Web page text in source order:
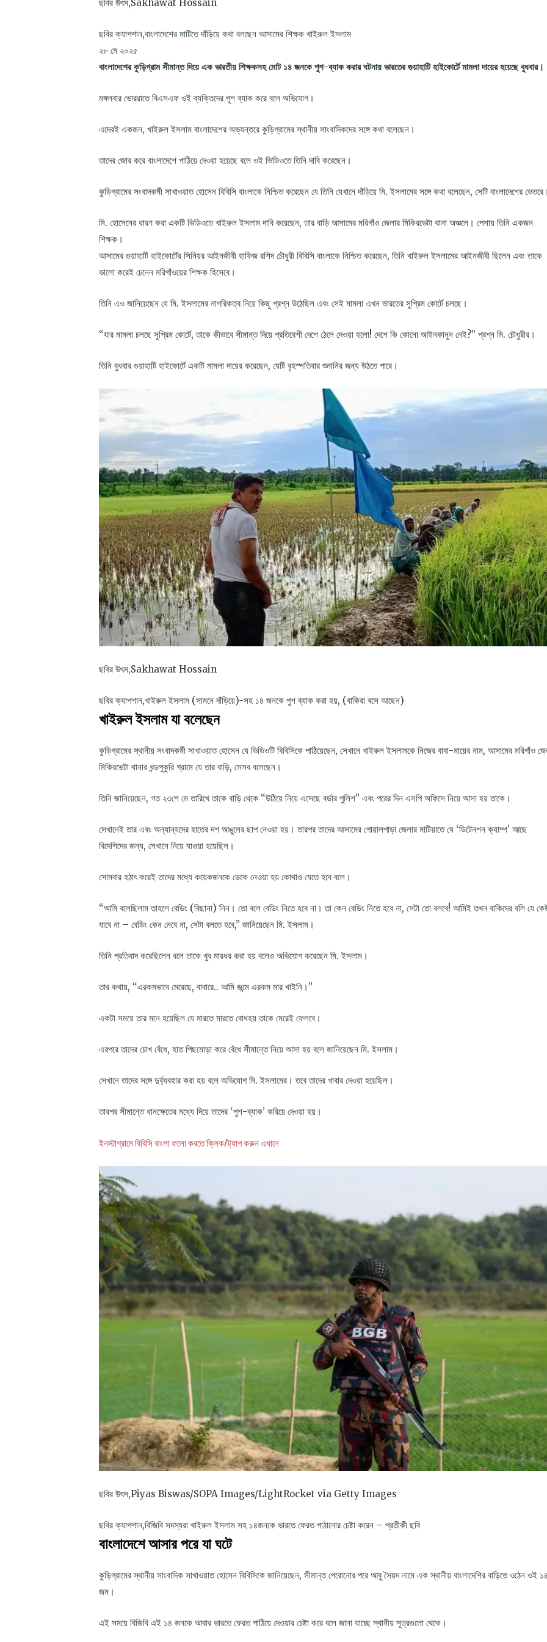
ছবির উৎস,Sakhawat Hossain
ছবির ক্যাপশান,বাংলাদেশের মাটিতে দাঁড়িয়ে কথা বলছেন আসামের শিক্ষক খাইরুল ইসলাম
২৮ মে ২০২৫
বাংলাদেশের কুড়িগ্রাম সীমান্ত দিয়ে এক ভারতীয় শিক্ষকসহ মোট ১৪ জনকে পুশ-ব্যাক করার ঘটনায় ভারতের গুয়াহাটি হাইকোর্টে মামলা দায়ের হয়েছে বুধবার।
মঙ্গলবার ভোররাতে বিএসএফ ওই ব্যক্তিদের পুশ ব্যাক করে বলে অভিযোগ।
এদেরই একজন, খাইরুল ইসলাম বাংলাদেশের অভ্যন্তরে কুড়িগ্রামের স্থানীয় সাংবাদিকদের সঙ্গে কথা বলেছেন।
তাদের জোর করে বাংলাদেশে পাঠিয়ে দেওয়া হয়েছে বলে ওই ভিডিওতে তিনি দাবি করেছেন।
কুড়িগ্রামের সংবাদকর্মী সাখাওয়াত হোসেন বিবিসি বাংলাকে নিশ্চিত করেছেন যে তিনি যেখানে দাঁড়িয়ে মি. ইসলামের সঙ্গে কথা বলেছেন, সেটি বাংলাদেশের
মি. হোসেনের ধারণ করা একটি ভিডিওতে খাইরুল ইসলাম দাবি করেছেন, তার বাড়ি আসামের মরিগাঁও জেলার মিকিরভেটা থানা অঞ্চলে। পেশায় তিনি একজন
শিক্ষক।
আসামের গুয়াহাটি হাইকোর্টের সিনিয়র আইনজীবী হাফিজ রশিদ চৌধুরী বিবিসি বাংলাকে নিশ্চিত করেছেন, তিনি খাইরুল ইসলামের আইনজীবী ছিলেন এবং তাকে
ভালো করেই চেনেন মরিগাঁওয়ের শিক্ষক হিসেবে।
তিনি এও জানিয়েছেন যে মি. ইসলামের নাগরিকত্ব নিয়ে কিছু প্রশ্ন উঠেছিল এবং সেই মামলা এখন ভারতের সুপ্রিম কোর্টে চলছে।
“যার মামলা চলছে সুপ্রিম কোর্টে, তাকে কীভাবে সীমান্ত দিয়ে প্রতিবেশী দেশে ঠেলে দেওয়া হলো! দেশে কি কোনো আইনকানুন নেই?” প্রশ্ন মি. চৌধুরীর।
তিনি বুধবার গুয়াহাটি হাইকোর্টে একটি মামলা দায়ের করেছেন, যেটি বৃহস্পতিবার শুনানির জন্য উঠতে পারে।
ছবির উৎস,Sakhawat Hossain
ছবির ক্যাপশান,খাইরুল ইসলাম (সামনে দাঁড়িয়ে)-সহ ১৪ জনকে পুশ ব্যাক করা হয়, (বাকিরা বসে আছেন)
খাইরুল ইসলাম যা বলেছেন
কুড়িগ্রামের স্থানীয় সংবাদকর্মী সাখাওয়াত হোসেন যে ভিডিওটি বিবিসিকে পাঠিয়েছেন, সেখানে খাইরুল ইসলামকে নিজের বাবা-মায়ের নাম, আসামের মরিগাঁও
মিকিরভেটা থানার খন্ডপুকুরি গ্রামে যে তার বাড়ি, সেসব বলেছেন।
তিনি জানিয়েছেন, গত ২৩শে মে তারিখে তাকে বাড়ি থেকে “উঠিয়ে নিয়ে এসেছে বর্ডার পুলিশ” এবং পরের দিন এসপি অফিসে নিয়ে আসা হয় তাকে।
সেখানেই তার এবং অন্যান্যদের হাতের দশ আঙুলের ছাপ নেওয়া হয়। তারপর তাদের আসামের গোয়ালপাড়া জেলার মাটিয়াতে যে ‘ডিটেনশন ক্যাম্প’ আছে
বিদেশিদের জন্য, সেখানে নিয়ে যাওয়া হয়েছিল।
সোমবার হঠাৎ করেই তাদের মধ্যে কয়েকজনকে ডেকে নেওয়া হয় কোথাও যেতে হবে বলে।
“আমি বলেছিলাম তাহলে বেডিং (বিছানা) নিন। তো বলে বেডিং নিতে হবে না। তা কেন বেডিং নিতে হবে না, সেটা তো বলবে! আমিই তখন বাকিদের বলি যে
যাবে না – বেডিং কেন নেবে না, সেটা বলতে হবে,” জানিয়েছেন মি. ইসলাম।
তিনি প্রতিবাদ করেছিলেন বলে তাকে খুব মারধর করা হয় বলেও অভিযোগ করেছেন মি. ইসলাম।
তার কথায়, “এরকমভাবে মেরেছে, বাবারে.. আমি জন্মে এরকম মার খাইনি।”
একটা সময়ে তার মনে হয়েছিল যে মারতে মারতে বোধহয় তাকে মেরেই ফেলবে।
এরপরে তাদের চোখ বেঁধে, হাত পিছমোড়া করে বেঁধে সীমান্তে নিয়ে আসা হয় বলে জানিয়েছেন মি. ইসলাম।
সেখানে তাদের সঙ্গে দুর্ব্যবহার করা হয় বলে অভিযোগ মি. ইসলামের। তবে তাদের খাবার দেওয়া হয়েছিল।
তারপর সীমান্তে ধানক্ষেতের মধ্যে দিয়ে তাদের ‘পুশ-ব্যাক’ করিয়ে দেওয়া হয়।
ইনস্টাগ্রামে বিবিসি বাংলা ফলো করতে ক্লিক/ট্যাপ করুন এখানে
ছবির উৎস,Piyas Biswas/SOPA Images/LightRocket via Getty Images
ছবির ক্যাপশান,বিজিবি সদস্যরা খাইরুল ইসলাম সহ ১৪জনকে ভারতে ফেরত পাঠানোর চেষ্টা করেন – প্রতীকী ছবি
বাংলাদেশে আসার পরে যা ঘটে
কুড়িগ্রামের স্থানীয় সাংবাদিক সাখাওয়াত হোসেন বিবিসিকে জানিয়েছেন, সীমান্ত পেরোনোর পরে আবু সৈয়দ নামে এক স্থানীয় বাংলাদেশির বাড়িতে ওঠেন ওই
জন।
এই সময়ে বিজিবি এই ১৪ জনকে আবার ভারতে ফেরত পাঠিয়ে দেওয়ার চেষ্টা করে বলে জানা যাচ্ছে স্থানীয় সূত্রগুলো থেকে।